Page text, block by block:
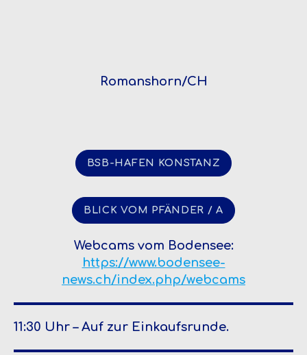
Romanshorn/CH
BSB-HAFEN KONSTANZ
BLICK VOM PFÄNDER / A
Webcams vom Bodensee:
https://www.bodensee-
news.ch/index.php/webcams
11:30 Uhr – Auf zur Einkaufsrunde.